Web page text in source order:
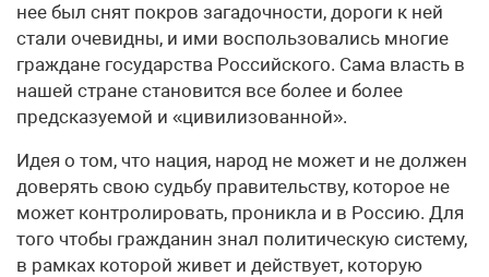
нее был снят покров загадочности, дороги к ней
стали очевидны, и ими воспользовались многие
граждане государства Российского. Сама власть в
нашей стране становится все более и более
предсказуемой и «цивилизованной».
Идея о том, что нация, народ не может и не должен
доверять свою судьбу правительству, которое не
может контролировать, проникла и в Россию. Для
того чтобы гражданин знал политическую систему,
в рамках которой живет и действует, которую